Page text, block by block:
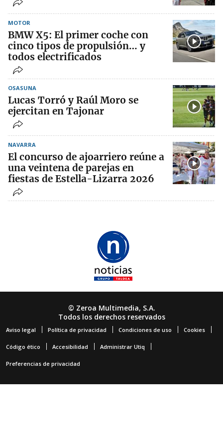
MOTOR
BMW X5: El primer coche con
cinco tipos de propulsión… y
todos electrificados
OSASUNA
Lucas Torró y Raúl Moro se
ejercitan en Tajonar
NAVARRA
El concurso de ajoarriero reúne a
una veintena de parejas en
fiestas de Estella-Lizarra 2026
© Zeroa Multimedia, S.A.
Todos los derechos reservados
Aviso legal Política de privacidad Condiciones de uso Cookies
Código ético Accesibilidad Administrar Utiq
Preferencias de privacidad